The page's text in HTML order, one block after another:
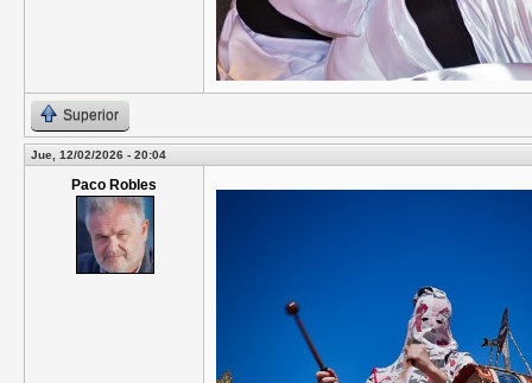
Superior
Jue, 12/02/2026 - 20:04
Paco Robles